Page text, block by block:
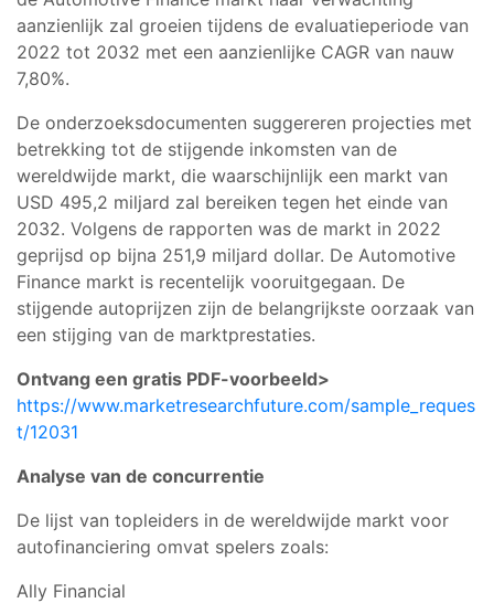
aanzienlijk zal groeien tijdens de evaluatieperiode van
2022 tot 2032 met een aanzienlijke CAGR van nauw
7,80%.
De onderzoeksdocumenten suggereren projecties met
betrekking tot de stijgende inkomsten van de
wereldwijde markt, die waarschijnlijk een markt van
USD 495,2 miljard zal bereiken tegen het einde van
2032. Volgens de rapporten was de markt in 2022
geprijsd op bijna 251,9 miljard dollar. De Automotive
Finance markt is recentelijk vooruitgegaan. De
stijgende autoprijzen zijn de belangrijkste oorzaak van
een stijging van de marktprestaties.
Ontvang een gratis PDF-voorbeeld>
https://www.marketresearchfuture.com/sample_reques
t/12031
Analyse van de concurrentie
De lijst van topleiders in de wereldwijde markt voor
autofinanciering omvat spelers zoals:
Ally Financial